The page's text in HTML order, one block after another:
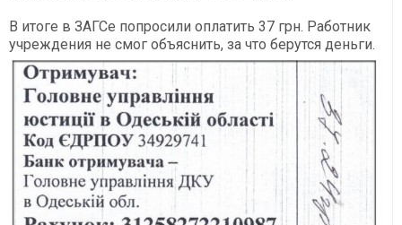
В итоге в ЗАГСе попросили оплатить 37 грн. Работник
учреждения не смог объяснить, за что берутся деньги.